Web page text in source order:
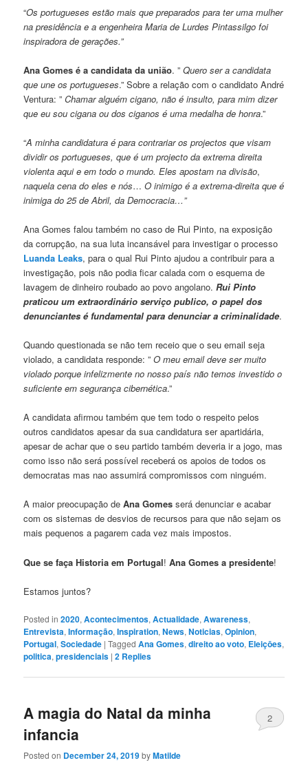
“Os portugueses estão mais que preparados para ter uma mulher
na presidência e a engenheira Maria de Lurdes Pintassilgo foi
inspiradora de gerações.”
Ana Gomes é a candidata da união. ”Quero ser a candidata
que une os portugueses.” Sobre a relação com o candidato André
Ventura: ”Chamar alguém cigano, não é insulto, para mim dizer
que eu sou cigana ou dos ciganos é uma medalha de honra.”
“A minha candidatura é para contrariar os projectos que visam
dividir os portugueses, que é um projecto da extrema direita
violenta aqui e em todo o mundo. Eles apostam na divisão,
naquela cena do eles e nós…O inimigo é a extrema-direita que é
inimiga do 25 de Abril, da Democracia…”
Ana Gomes falou também no caso de Rui Pinto, na exposição
da corrupção, na sua luta incansável para investigar o processo
Luanda Leaks, para o qual Rui Pinto ajudou a contribuir para a
investigação, pois não podia ficar calada com o esquema de
lavagem de dinheiro roubado ao povo angolano.Rui Pinto
praticou um extraordinário serviço publico, o papel dos
denunciantes é fundamental para denunciar a criminalidade.
Quando questionada se não tem receio que o seu email seja
violado, a candidata responde: ”O meu email deve ser muito
violado porque infelizmente no nosso país não temos investido o
suficiente em segurança cibernética.”
A candidata afirmou também que tem todo o respeito pelos
outros candidatos apesar da sua candidatura ser apartidária,
apesar de achar que o seu partido também deveria ir a jogo, mas
como isso não será possível receberá os apoios de todos os
democratas mas nao assumirá compromissos com ninguém.
A maior preocupação deAna Gomes será denunciar e acabar
com os sistemas de desvios de recursos para que não sejam os
mais pequenos a pagarem cada vez mais impostos.
Que se faça Historia em Portugal!Ana Gomes a presidente!
Estamos juntos?
Posted in 2020,Acontecimentos,Actualidade,Awareness,
Entrevista,Informação,Inspiration,News,Noticias,Opinion,
Portugal,Sociedade |Tagged Ana Gomes,direito ao voto, Eleiçōes,
politica,presidenciais |2 Replies
A magia do Natal da minha
infancia
Posted on December 24, 2019byMatilde
2